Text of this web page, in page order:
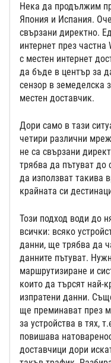
Нека да продължим
Япония и Испания.
свързани директно.
интернет през
с местен интернет
да бъде в център за
сензор в земеделска
местен доставчик.
Дори само в тази
четири различни
не са свързани
трябва да пътуват
да използват такива
крайната си
Този подход води до
всички: всяко
данни, ще трябва да
данните пътуват.
маршрутизиране и
които да търсят най-
изпратени данни.
ще преминават през
за устройства в тях,
повишава
доставчици дори